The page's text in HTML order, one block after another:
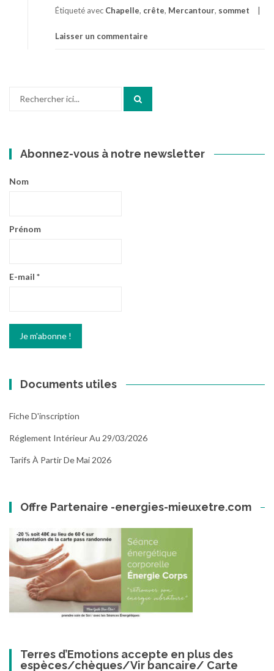
Étiqueté avec Chapelle, crête, Mercantour, sommet
Laisser un commentaire
Abonnez-vous à notre newsletter
Nom
Prénom
E-mail *
Documents utiles
Fiche D'inscription
Réglement Intérieur Au 29/03/2026
Tarifs À Partir De Mai 2026
Offre Partenaire -energies-mieuxetre.com
Terres d’Emotions accepte en plus des
espèces/chèques/Vir bancaire/ Carte